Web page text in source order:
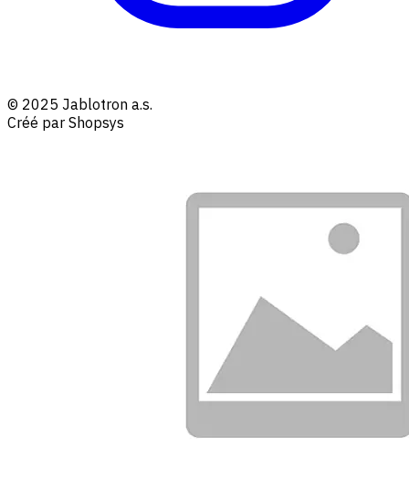
© 2025 Jablotron a.s.
Créé par Shopsys